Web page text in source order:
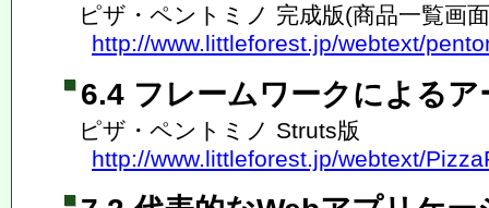
ピザ・ペントミノ 完成版(商品一覧画
http://www.littleforest.jp/webtext/
6.4 フレームワークによる
ピザ・ペントミノ Struts版
http://www.littleforest.jp/webtext/